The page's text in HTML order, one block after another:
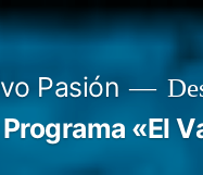
Pasión
Programa «El